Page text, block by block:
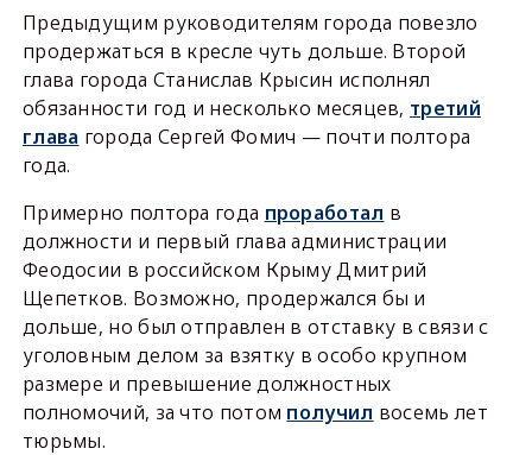
Предыдущим руководителям города повезло
продержаться в кресле чуть дольше. Второй
глава города Станислав Крысин исполнял
обязанности год и несколько месяцев, третий
глава города Сергей Фомич — почти полтора
года.
Примерно полтора года проработал в
должности и первый глава администрации
Феодосии в российском Крыму Дмитрий
Щепетков. Возможно, продержался бы и
дольше, но был отправлен в отставку в связи с
уголовным делом за взятку в особо крупном
размере и превышение должностных
полномочий, за что потом получил восемь лет
тюрьмы.